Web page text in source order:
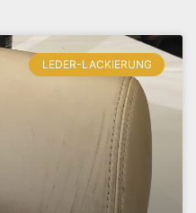
LEDER-LACKIERUNG